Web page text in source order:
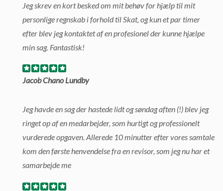
Jeg skrev en kort besked om mit behøv for hjælp til mit
personlige regnskab i forhold til Skat, og kun et par timer
efter blev jeg kontaktet af en profesionel der kunne hjælpe
min sag. Fantastisk!
Jacob Chano Lundby
Jeg havde en sag der hastede lidt og søndag aften (!) blev jeg
ringet op af en medarbejder, som hurtigt og professionelt
vurderede opgaven. Allerede 10 minutter efter vores samtale
kom den første henvendelse fra en revisor, som jeg nu har et
samarbejde me